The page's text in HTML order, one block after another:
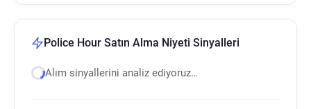
Police Hour Satın Alma Niyeti Sinyalleri
Alım sinyallerini analiz ediyoruz…